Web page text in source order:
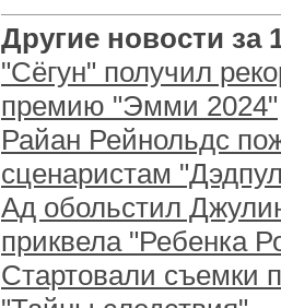
Другие новости за
"Сёгун" получил
премию "Эмми 2024"
Райан Рейнольдс
сценаристам
Ад обольстил
приквела "Ребенка
Стартовали съемки